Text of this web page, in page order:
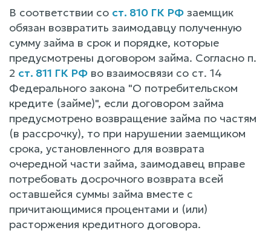
В соответствии со ст. 810 ГК РФ заемщик
обязан возвратить заимодавцу полученную
сумму займа в срок и порядке, которые
предусмотрены договором займа. Согласно п.
2 ст. 811 ГК РФ во взаимосвязи со ст. 14
Федерального закона "О потребительском
кредите (займе)", если договором займа
предусмотрено возвращение займа по частям
(в рассрочку), то при нарушении заемщиком
срока, установленного для возврата
очередной части займа, заимодавец вправе
потребовать досрочного возврата всей
оставшейся суммы займа вместе с
причитающимися процентами и (или)
расторжения кредитного договора.